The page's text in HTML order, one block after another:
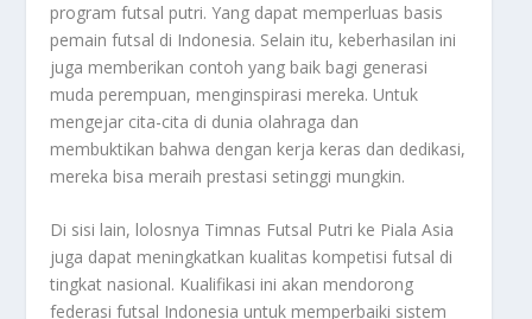
program futsal putri. Yang dapat memperluas basis
pemain futsal di Indonesia. Selain itu, keberhasilan ini
juga memberikan contoh yang baik bagi generasi
muda perempuan, menginspirasi mereka. Untuk
mengejar cita-cita di dunia olahraga dan
membuktikan bahwa dengan kerja keras dan dedikasi,
mereka bisa meraih prestasi setinggi mungkin.
Di sisi lain, lolosnya Timnas Futsal Putri ke Piala Asia
juga dapat meningkatkan kualitas kompetisi futsal di
tingkat nasional. Kualifikasi ini akan mendorong
federasi futsal Indonesia untuk memperbaiki sistem